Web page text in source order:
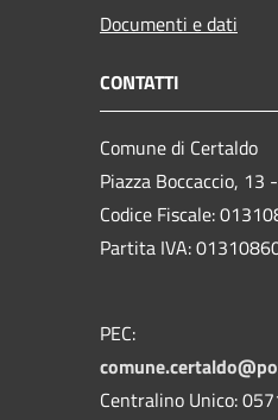
Documenti e dati
CONTATTI
Comune di Certaldo
Piazza Boccaccio,
Codice Fiscale:
Partita IVA:
PEC:
Centralino Unico: